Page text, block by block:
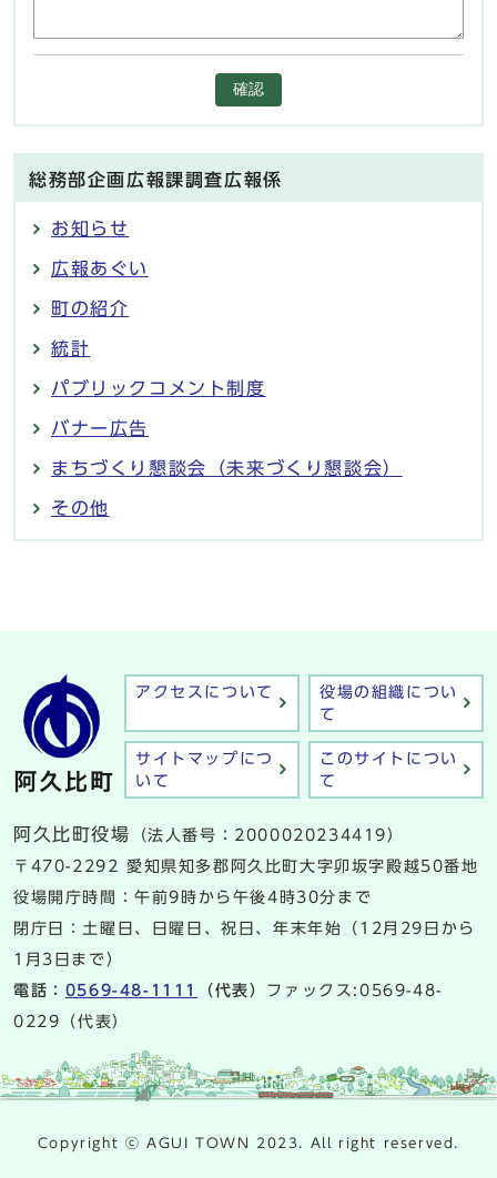
確認
総務部企画広報課調査広報係
お知らせ
広報あぐい
町の紹介
統計
パブリックコメント制度
バナー広告
まちづくり懇談会（未来づくり懇談会）
その他
アクセスについて
役場の組織につい
て
サイトマップにつ
いて
このサイトについ
て
阿久比町役場
（法人番号：2000020234419）
〒470-2292 愛知県知多郡阿久比町大字卯坂字殿越50番地
役場開庁時間：午前9時から午後4時30分まで
閉庁日：土曜日、日曜日、祝日、年末年始（12月29日から
1月3日まで）
電話： 0569-48-1111 （代表） ファックス:0569-48-
0229（代表）
Copyright ⓒ AGUI TOWN 2023. All right reserved.